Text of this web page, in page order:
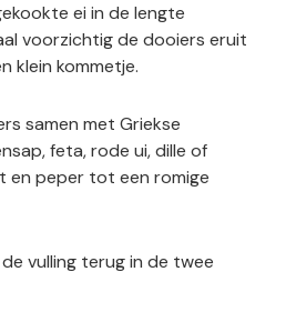
ei in de lengte
voorzichtig de dooiers eruit
klein kommetje.
samen met Griekse
feta, rode ui, dille of
en peper tot een romige
vulling terug in de twee